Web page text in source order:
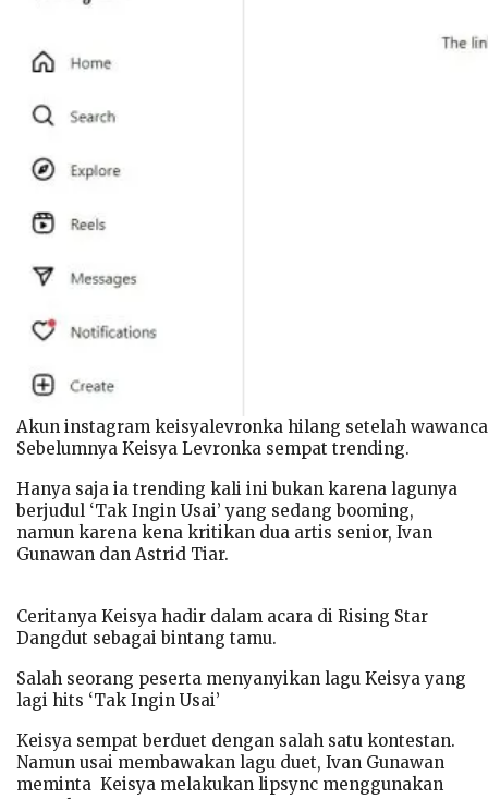
Akun instagram keisyalevronka hilang setelah
Sebelumnya Keisya Levronka sempat trending.
Hanya saja ia trending kali ini bukan karena lagunya
berjudul ‘Tak Ingin Usai’ yang sedang booming,
namun karena kena kritikan dua artis senior, Ivan
Gunawan dan Astrid Tiar.
Ceritanya Keisya hadir dalam acara di Rising Star
Dangdut sebagai bintang tamu.
Salah seorang peserta menyanyikan lagu Keisya yang
lagi hits ‘Tak Ingin Usai’
Keisya sempat berduet dengan salah satu kontestan.
Namun usai membawakan lagu duet, Ivan Gunawan
meminta Keisya melakukan lipsync menggunakan